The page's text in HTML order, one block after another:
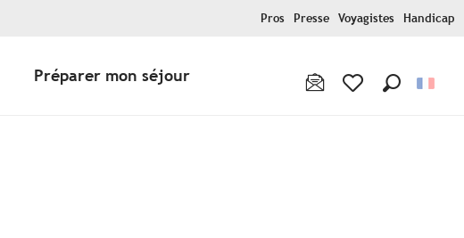
Pros Presse Voyagistes Handicap
Préparer mon séjour